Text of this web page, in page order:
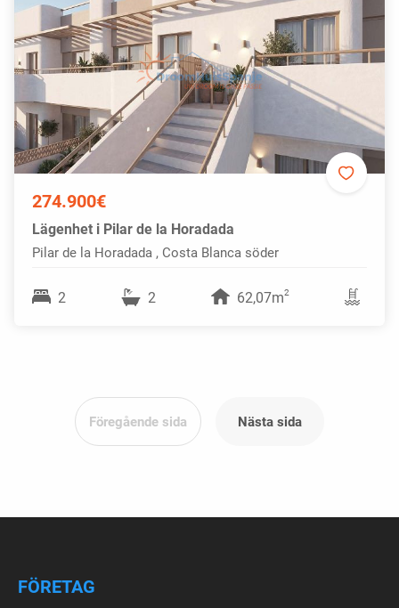
274.900€
Lägenhet i Pilar de la Horadada
Pilar de la Horadada , Costa Blanca söder
2 2 62,07m2
Föregående sida Nästa sida
FÖRETAG